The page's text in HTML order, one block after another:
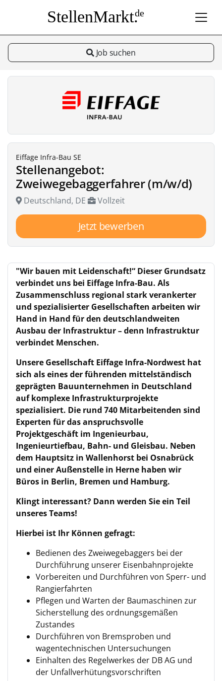
StellenMarkt.de
Job suchen
Eiffage Infra-Bau SE
Stellenangebot:
Zweiwegebaggerfahrer (m/w/d)
Deutschland, DE Vollzeit
Jetzt bewerben
"Wir bauen mit Leidenschaft!“ Dieser Grundsatz
verbindet uns bei Eiffage Infra-Bau. Als
Zusammenschluss regional stark verankerter
und spezialisierter Gesellschaften arbeiten wir
Hand in Hand für den deutschlandweiten
Ausbau der Infrastruktur – denn Infrastruktur
verbindet Menschen.
Unsere Gesellschaft Eiffage Infra-Nordwest hat
sich als eines der führenden mittelständisch
geprägten Bauunternehmen in Deutschland
auf komplexe Infrastrukturprojekte
spezialisiert. Die rund 740 Mitarbeitenden sind
Experten für das anspruchsvolle
Projektgeschäft im Ingenieurbau,
Ingenieurtiefbau, Bahn- und Gleisbau. Neben
dem Hauptsitz in Wallenhorst bei Osnabrück
und einer Außenstelle in Herne haben wir
Büros in Berlin, Bremen und Hamburg.
Klingt interessant? Dann werden Sie ein Teil
unseres Teams!
Hierbei ist Ihr Können gefragt:
Bedienen des Zweiwegebaggers bei der
Durchführung unserer Eisenbahnprojekte
Vorbereiten und Durchführen von Sperr- und
Rangierfahrten
Pflegen und Warten der Baumaschinen zur
Sicherstellung des ordnungsgemäßen
Zustandes
Durchführen von Bremsproben und
wagentechnischen Untersuchungen
Einhalten des Regelwerkes der DB AG und
der Unfallverhütungsvorschriften